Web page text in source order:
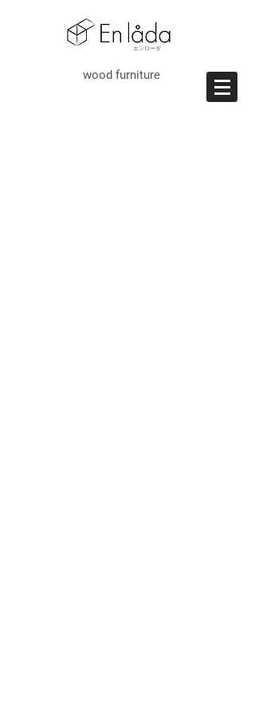
エンローダ
wood furniture